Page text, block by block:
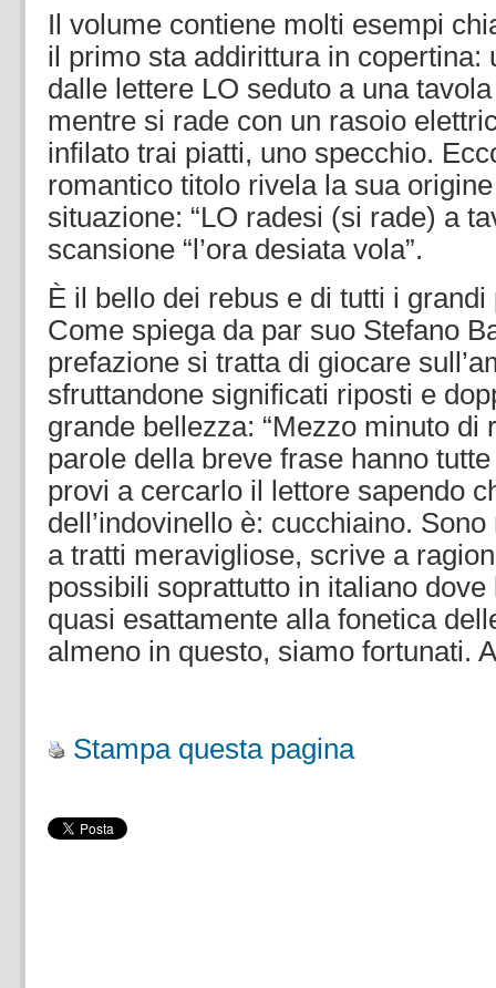
Il volume contiene molti esempi
il primo sta addirittura in copertina:
dalle lettere LO seduto a una
mentre si rade con un rasoio
infilato trai piatti, uno specchio.
romantico titolo rivela la sua origine
situazione: “LO radesi (si rade) a
scansione “l’ora desiata vola”.
È il bello dei rebus e di tutti i
Come spiega da par suo Stefano
prefazione si tratta di giocare
sfruttandone significati riposti e
grande bellezza: “Mezzo minuto di
parole della breve frase hanno
provi a cercarlo il lettore sapendo
dell’indovinello è: cucchiaino.
a tratti meravigliose, scrive a
possibili soprattutto in italiano
quasi esattamente alla fonetica
almeno in questo, siamo fortunati.
Stampa questa pagina